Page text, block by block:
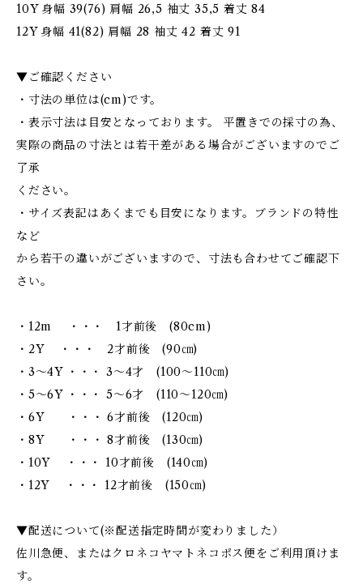
10Y 身幅 39(76) 肩幅 26,5 袖丈 35,5 着丈 84
12Y 身幅 41(82) 肩幅 28 袖丈 42 着丈 91
▼ご確認ください
・寸法の単位は(cm)です。
・表示寸法は目安となっております。 平置きでの採寸の為、
実際の商品の寸法とは若干差がある場合がございますのでご
了承
ください。
・サイズ表記はあくまでも目安になります。ブランドの特性
など
から若干の違いがございますので、寸法も合わせてご確認下
さい。
・12m ・・・ 1才前後 (80cm)
・2Y ・・・ 2才前後 (90㎝)
・3～4Y ・・・ 3～4才 (100～110㎝)
・5～6Y ・・・ 5～6才 (110～120㎝)
・6Y ・・・ 6才前後 (120㎝)
・8Y ・・・ 8才前後 (130㎝)
・10Y ・・・ 10才前後 (140㎝)
・12Y ・・・ 12才前後 (150㎝)
▼配送について(※配送指定時間が変わりました）
佐川急便、またはクロネコヤマトネコポス便をご利用頂けま
す。